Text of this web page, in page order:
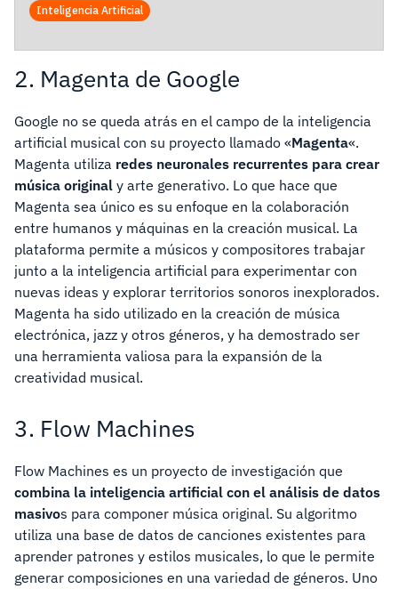
Inteligencia Artificial
2. Magenta de Google
Google no se queda atrás en el campo de la inteligencia
artificial musical con su proyecto llamado «Magenta«.
Magenta utiliza redes neuronales recurrentes para crear
música original y arte generativo. Lo que hace que
Magenta sea único es su enfoque en la colaboración
entre humanos y máquinas en la creación musical. La
plataforma permite a músicos y compositores trabajar
junto a la inteligencia artificial para experimentar con
nuevas ideas y explorar territorios sonoros inexplorados.
Magenta ha sido utilizado en la creación de música
electrónica, jazz y otros géneros, y ha demostrado ser
una herramienta valiosa para la expansión de la
creatividad musical.
3. Flow Machines
Flow Machines es un proyecto de investigación que
combina la inteligencia artificial con el análisis de datos
masivos para componer música original. Su algoritmo
utiliza una base de datos de canciones existentes para
aprender patrones y estilos musicales, lo que le permite
generar composiciones en una variedad de géneros. Uno